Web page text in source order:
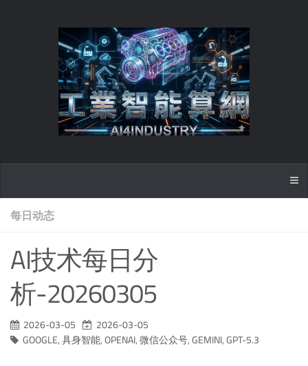
每日动态
AI技术每日分
析-20260305
2026-03-05
2026-03-05
GOOGLE,具身智能,OPENAI,微信公众号,GEMINI,GPT-5.3